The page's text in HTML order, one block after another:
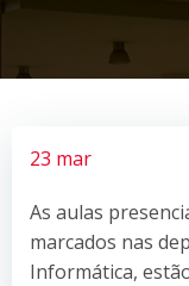
23 mar
As aulas
marcados nas
Informática,